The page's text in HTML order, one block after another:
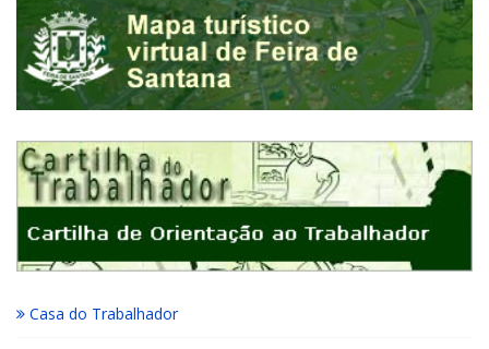
Casa do Trabalhador